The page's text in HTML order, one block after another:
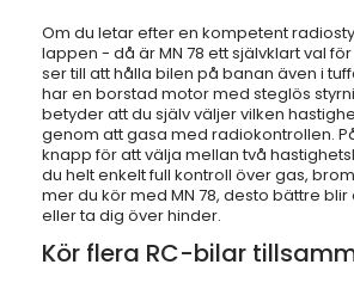
Om du letar efter en kompetent
lappen - då är MN 78 ett självklart val
ser till att hålla bilen på banan även i
har en borstad motor med steglös
betyder att du själv väljer vilken
genom att gasa med radiokontrollen.
knapp för att välja mellan två
du helt enkelt full kontroll över gas,
mer du kör med MN 78, desto bättre
eller ta dig över hinder.
Kör flera RC-bilar